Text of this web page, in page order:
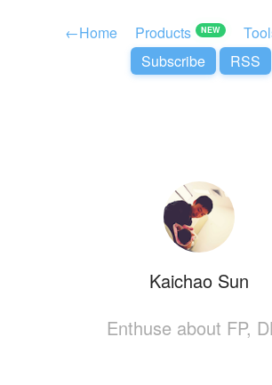
←Home Products NEW
Subscribe
RSS
Kaichao Sun
Enthuse about FP,